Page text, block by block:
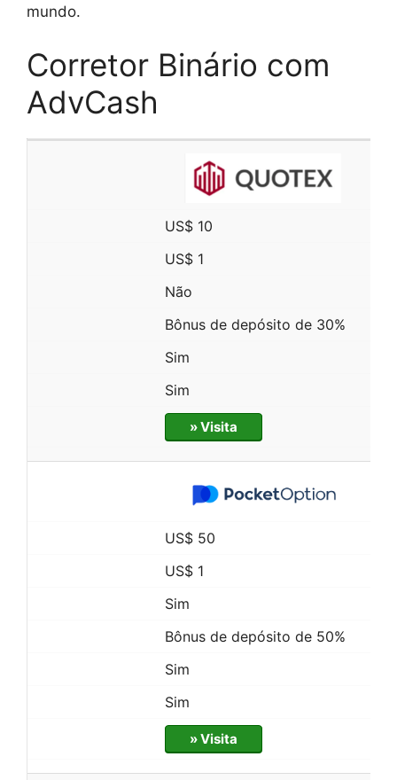
mundo.
Corretor Binário com
AdvCash
US$ 10
US$ 1
Não
Bônus de depósito de 30%
Sim
Sim
» Visita
US$ 50
US$ 1
Sim
Bônus de depósito de 50%
Sim
Sim
» Visita